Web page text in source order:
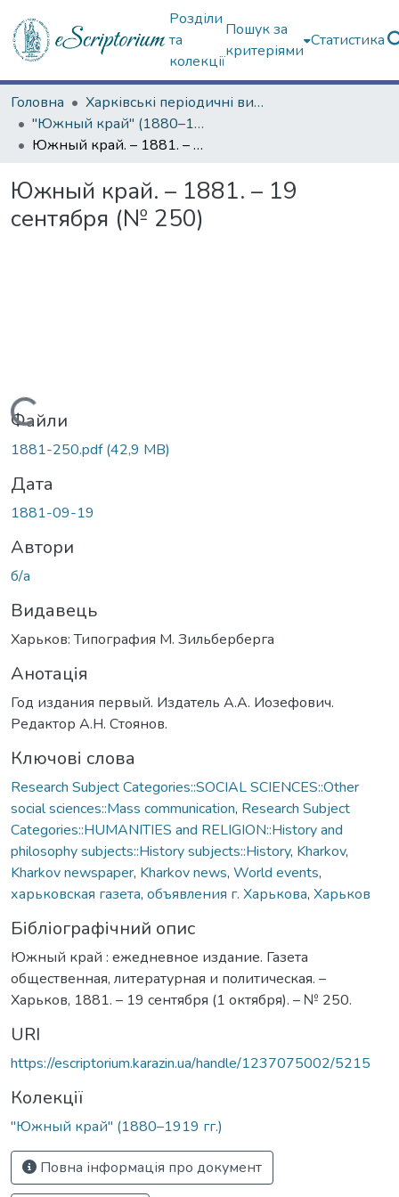
Розділи
та
колекції
Пошук за
критеріями
Статистика
Головна
Харківські періодичні видання
"Южный край" (1880–1919 гг.)
Южный край. – 1881. – 19 сентября (№ 250)
Южный край. – 1881. – 19
сентября (№ 250)
Вантажиться...
Файли
1881-250.pdf(42,9 MB)
Дата
1881-09-19
Автори
б/а
Видавець
Харьков: Типография М. Зильберберга
Анотація
Год издания первый. Издатель А.А. Иозефович.
Редактор А.Н. Стоянов.
Ключові слова
Research Subject Categories::SOCIAL SCIENCES::Other
social sciences::Mass communication, Research Subject
Categories::HUMANITIES and RELIGION::History and
philosophy subjects::History subjects::History, Kharkov,
Kharkov newspaper, Kharkov news, World events,
харьковская газета, объявления г. Харькова, Харьков
Бібліографічний опис
Южный край : ежедневное издание. Газета
общественная, литературная и политическая. –
Харьков, 1881. – 19 сентября (1 октября). – № 250.
URI
https://escriptorium.karazin.ua/handle/1237075002/5215
Колекції
"Южный край" (1880–1919 гг.)
Повна інформація про документ